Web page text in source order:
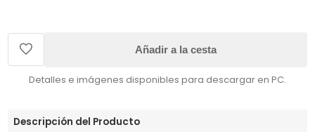
Añadir a la cesta
Detalles e imágenes disponibles para descargar en PC.
Descripción del Producto